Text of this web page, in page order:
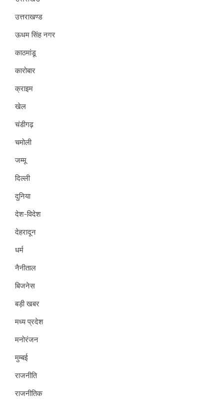
उत्तराखण्ड
ऊधम सिंह नगर
काठमांडू
कारोबार
क्राइम
खेल
चंडीगढ़
चमोली
जम्मू
दिल्ली
दुनिया
देश-विदेश
देहरादून
धर्म
नैनीताल
बिजनेस
बड़ी खबर
मध्य प्रदेश
मनोरंजन
मुम्बई
राजनीति
राजनीतिक